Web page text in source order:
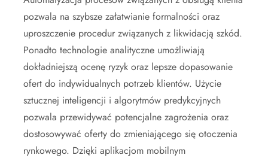
pozwala na szybsze załatwianie formalności oraz
uproszczenie procedur związanych z likwidacją szkód.
Ponadto technologie analityczne umożliwiają
dokładniejszą ocenę ryzyk oraz lepsze dopasowanie
ofert do indywidualnych potrzeb klientów. Użycie
sztucznej inteligencji i algorytmów predykcyjnych
pozwala przewidywać potencjalne zagrożenia oraz
dostosowywać oferty do zmieniającego się otoczenia
rynkowego. Dzięki aplikacjom mobilnym